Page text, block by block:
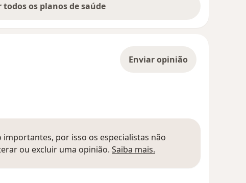
todos os planos de saúde
Enviar opinião
importantes, por isso os especialistas não
ou excluir uma opinião. Saiba mais.